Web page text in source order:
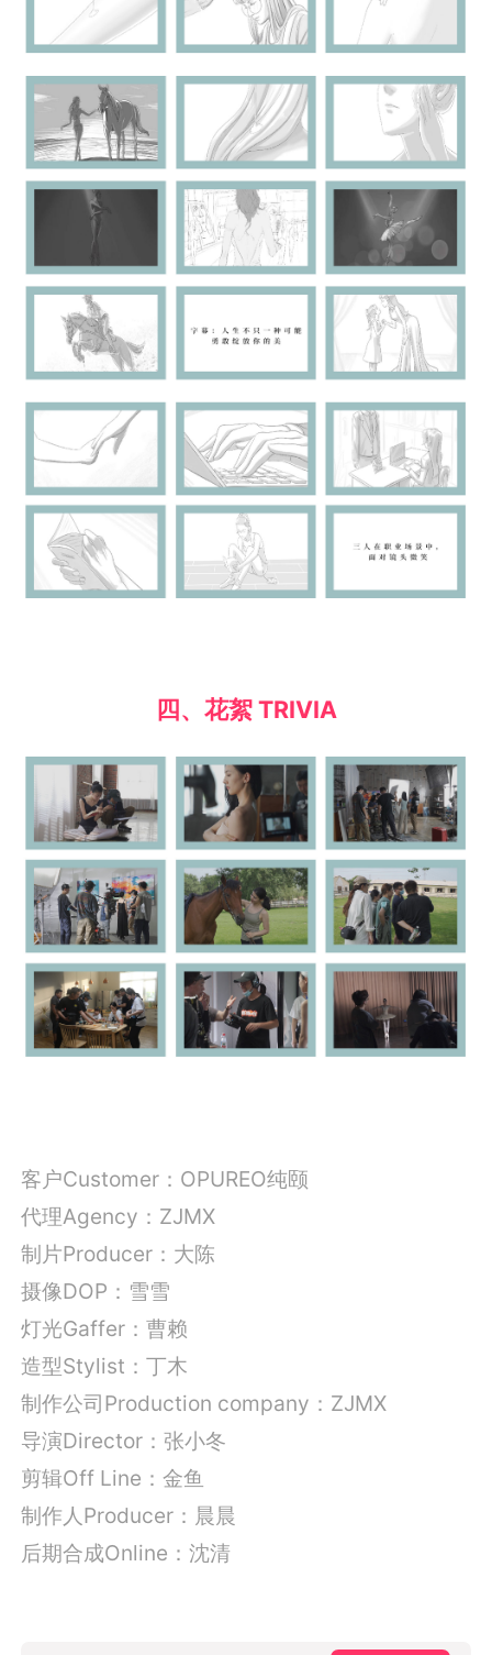
四、花絮 TRIVIA
客户Customer：OPUREO纯颐
代理Agency：ZJMX
制片Producer：大陈
摄像DOP：雪雪
灯光Gaffer：曹赖
造型Stylist：丁木
制作公司Production company：ZJMX
导演Director：张小冬
剪辑Off Line：金鱼
制作人Producer：晨晨
后期合成Online：沈清